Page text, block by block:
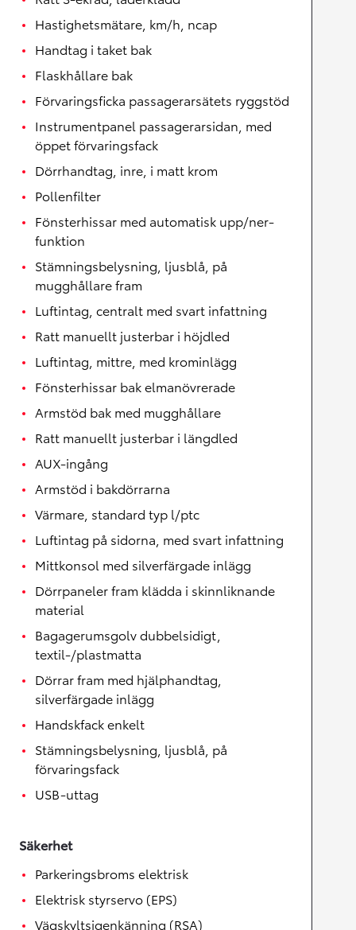
Hastighetsmätare, km/h, ncap
Handtag i taket bak
Flaskhållare bak
Förvaringsficka passagerarsätets ryggstöd
Instrumentpanel passagerarsidan, med
öppet förvaringsfack
Dörrhandtag, inre, i matt krom
Pollenfilter
Fönsterhissar med automatisk upp/ner-
funktion
Stämningsbelysning, ljusblå, på
mugghållare fram
Luftintag, centralt med svart infattning
Ratt manuellt justerbar i höjdled
Luftintag, mittre, med krominlägg
Fönsterhissar bak elmanövrerade
Armstöd bak med mugghållare
Ratt manuellt justerbar i längdled
AUX-ingång
Armstöd i bakdörrarna
Värmare, standard typ l/ptc
Luftintag på sidorna, med svart infattning
Mittkonsol med silverfärgade inlägg
Dörrpaneler fram klädda i skinnliknande
material
Bagagerumsgolv dubbelsidigt,
textil-/plastmatta
Dörrar fram med hjälphandtag,
silverfärgade inlägg
Handskfack enkelt
Stämningsbelysning, ljusblå, på
förvaringsfack
USB-uttag
Säkerhet
Parkeringsbroms elektrisk
Elektrisk styrservo (EPS)
Vägskyltsigenkänning (RSA)